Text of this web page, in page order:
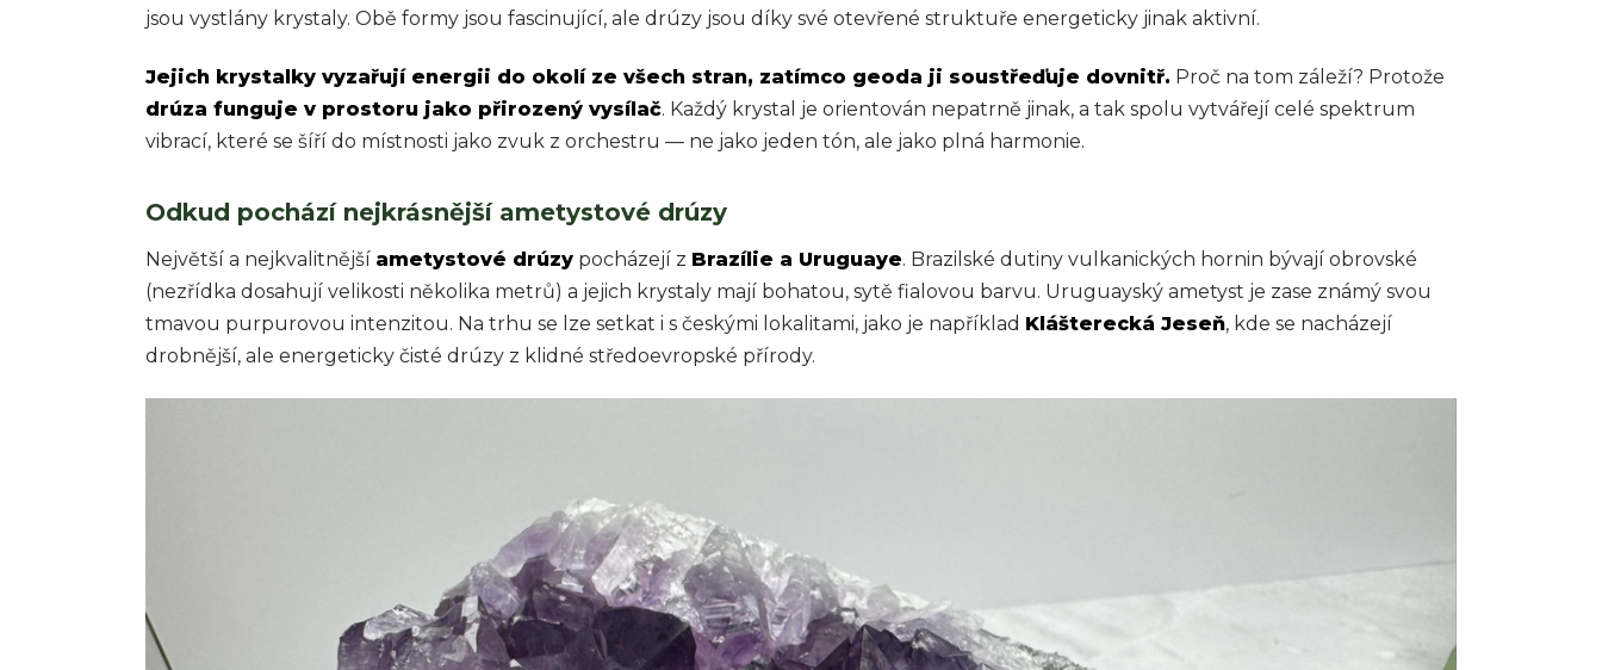
jsou vystlány krystaly. Obě formy jsou fascinující, ale drúzy jsou díky své otevřené struktuře energeticky jinak aktivní.
Jejich krystalky vyzařují energii do okolí ze všech stran, zatímco geoda ji soustřeďuje dovnitř. Proč na tom záleží? Protože
drúza funguje v prostoru jako přirozený vysílač. Každý krystal je orientován nepatrně jinak, a tak spolu vytvářejí celé spektrum
vibrací, které se šíří do místnosti jako zvuk z orchestru — ne jako jeden tón, ale jako plná harmonie.
Odkud pochází nejkrásnější ametystové drúzy
Největší a nejkvalitnější ametystové drúzy pocházejí z Brazílie a Uruguaye. Brazilské dutiny vulkanických hornin bývají obrovské
(nezřídka dosahují velikosti několika metrů) a jejich krystaly mají bohatou, sytě fialovou barvu. Uruguayský ametyst je zase známý svou
tmavou purpurovou intenzitou. Na trhu se lze setkat i s českými lokalitami, jako je například Klášterecká Jeseň, kde se nacházejí
drobnější, ale energeticky čisté drúzy z klidné středoevropské přírody.